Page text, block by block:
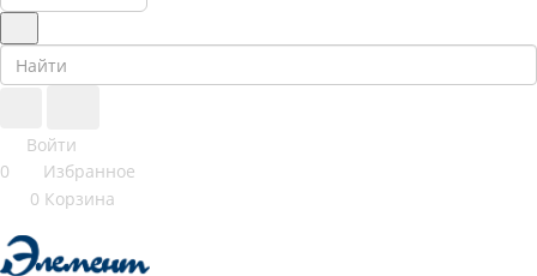
Войти
0
Избранное
0 Корзина